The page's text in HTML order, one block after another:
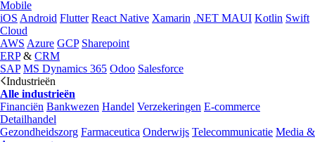
Mobile
iOS Android Flutter React Native Xamarin .NET MAUI Kotlin Swift
Cloud
AWS Azure GCP Sharepoint
ERP& CRM
SAP MS Dynamics 365 Odoo Salesforce
Industrieën
Alle industrieën
Financiën Bankwezen Handel Verzekeringen E-commerce
Detailhandel
Gezondheidszorg Farmaceutica Onderwijs Telecommunicatie Media &